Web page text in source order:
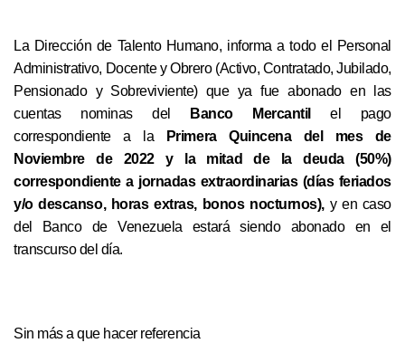
La Dirección de Talento Humano, informa a todo el Personal
Administrativo, Docente y Obrero (Activo, Contratado, Jubilado,
Pensionado y Sobreviviente) que ya fue abonado en las
cuentas nominas del
Banco Mercantilel pago
correspondiente a la
Primera Quincena del mes de
Noviembre de 2022 y la mitad de la deuda (50%)
correspondiente a jornadas extraordinarias (días feriados
y/o descanso, horas extras, bonos nocturnos), y en caso
del Banco de Venezuela estará siendo abonado en el
transcurso del día.
Sin más a que hacer referencia